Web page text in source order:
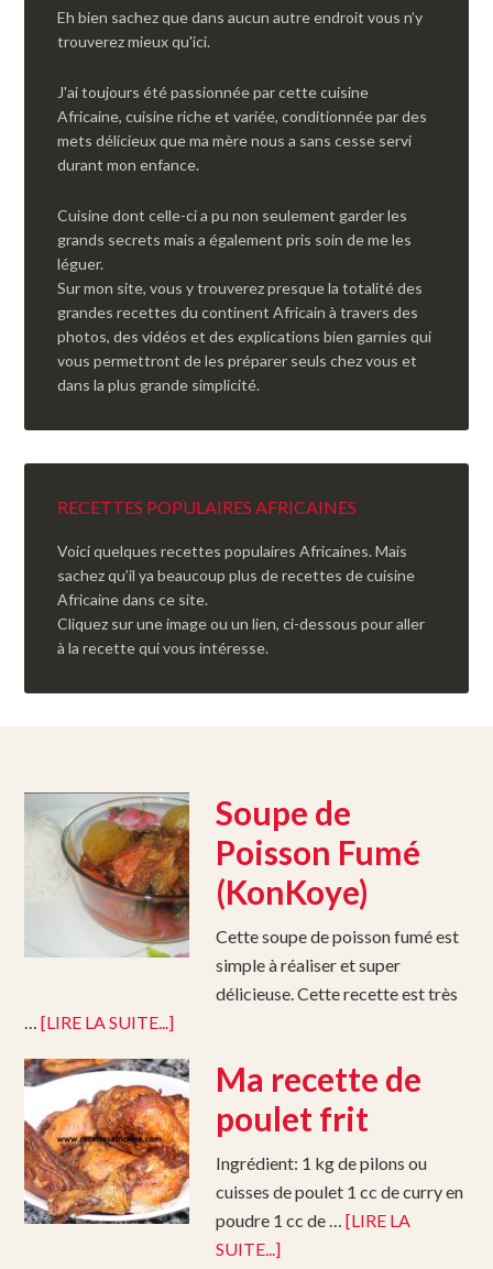
Eh bien sachez que dans aucun autre endroit vous n’y
trouverez mieux qu'ici.
J'ai toujours été passionnée par cette cuisine
Africaine, cuisine riche et variée, conditionnée par des
mets délicieux que ma mère nous a sans cesse servi
durant mon enfance.
Cuisine dont celle-ci a pu non seulement garder les
grands secrets mais a également pris soin de me les
léguer.
Sur mon site, vous y trouverez presque la totalité des
grandes recettes du continent Africain à travers des
photos, des vidéos et des explications bien garnies qui
vous permettront de les préparer seuls chez vous et
dans la plus grande simplicité.
RECETTES POPULAIRES AFRICAINES
Voici quelques recettes populaires Africaines. Mais
sachez qu’il ya beaucoup plus de recettes de cuisine
Africaine dans ce site.
Cliquez sur une image ou un lien, ci-dessous pour aller
à la recette qui vous intéresse.
Soupe de
Poisson Fumé
(KonKoye)
Cette soupe de poisson fumé est
simple à réaliser et super
délicieuse. Cette recette est très
…[LIRE LA SUITE...]
Ma recette de
poulet frit
Ingrédient: 1 kg de pilons ou
cuisses de poulet 1 cc de curry en
poudre 1 cc de …[LIRE LA
SUITE...]